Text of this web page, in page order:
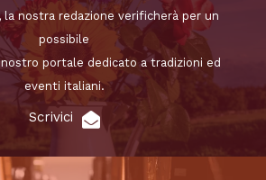
la nostra redazione verificherà per un
possibile
portale dedicato a tradizioni ed
eventi italiani.
Scrivici